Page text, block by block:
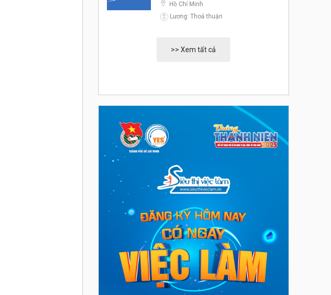
Hồ Chí Minh
$
Lương: Thoả thuận
>> Xem tất cả